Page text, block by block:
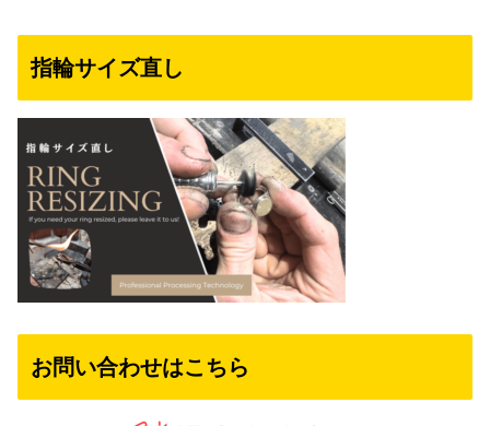
指輪サイズ直し
お問い合わせはこちら